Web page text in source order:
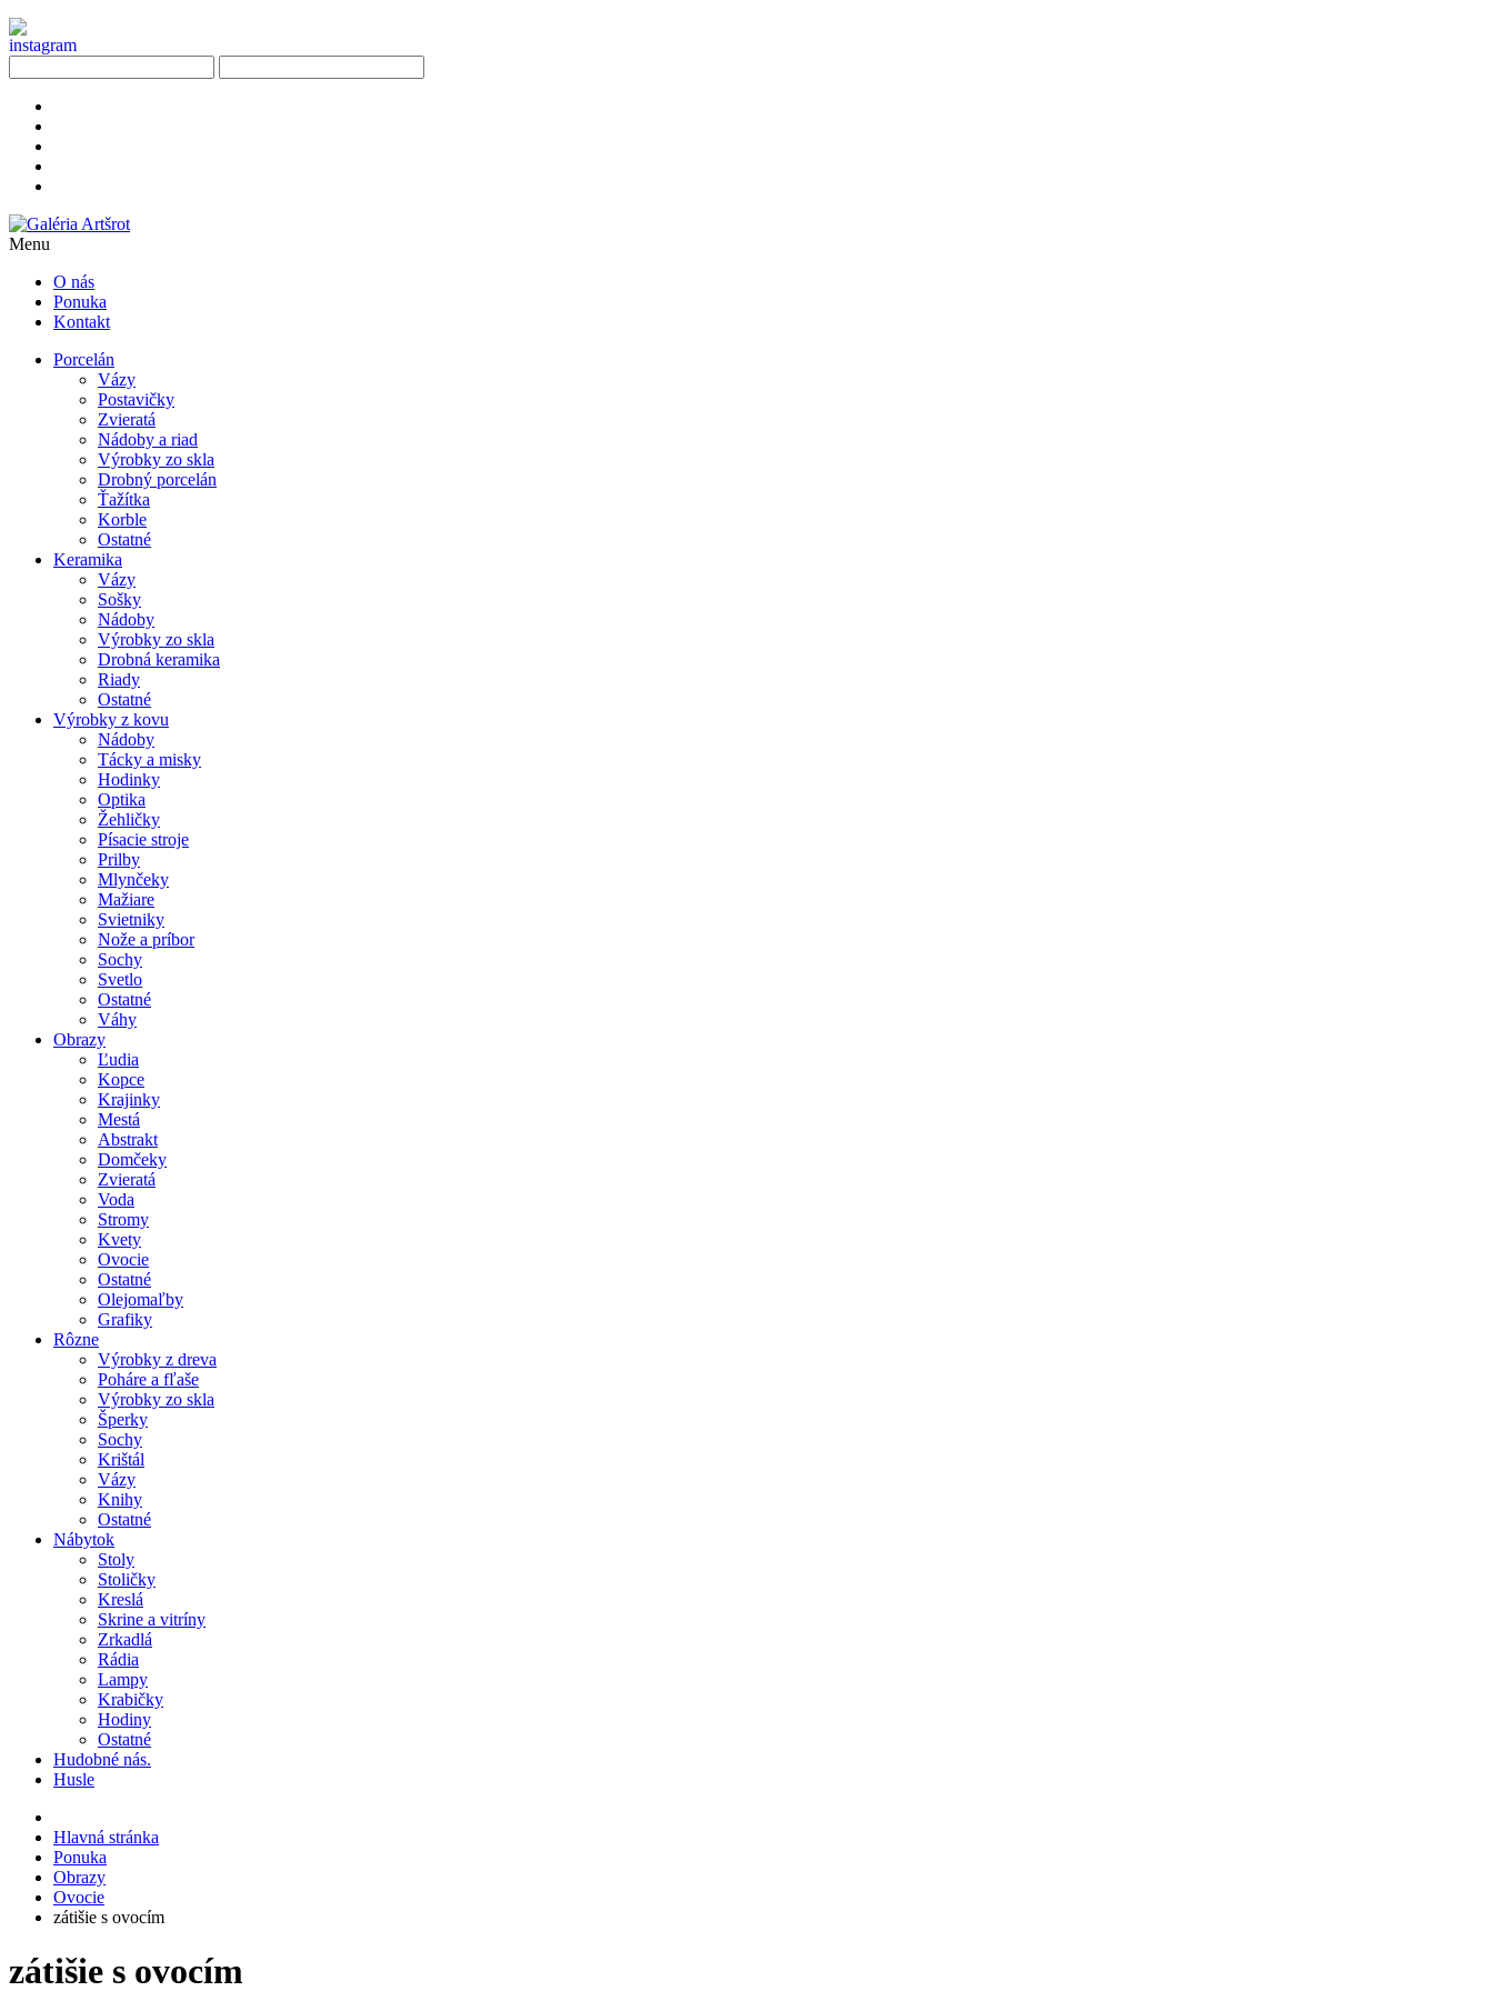
Menu
O nás
Ponuka
Kontakt
Porcelán
Vázy
Postavičky
Zvieratá
Nádoby a riad
Výrobky zo skla
Drobný porcelán
Ťažítka
Korble
Ostatné
Keramika
Vázy
Sošky
Nádoby
Výrobky zo skla
Drobná keramika
Riady
Ostatné
Výrobky z kovu
Nádoby
Tácky a misky
Hodinky
Optika
Žehličky
Písacie stroje
Prilby
Mlynčeky
Mažiare
Svietniky
Nože a príbor
Sochy
Svetlo
Ostatné
Váhy
Obrazy
Ľudia
Kopce
Krajinky
Mestá
Abstrakt
Domčeky
Zvieratá
Voda
Stromy
Kvety
Ovocie
Ostatné
Olejomaľby
Grafiky
Rôzne
Výrobky z dreva
Poháre a fľaše
Výrobky zo skla
Šperky
Sochy
Krištál
Vázy
Knihy
Ostatné
Nábytok
Stoly
Stoličky
Kreslá
Skrine a vitríny
Zrkadlá
Rádia
Lampy
Krabičky
Hodiny
Ostatné
Hudobné nás.
Husle
Hlavná stránka
Ponuka
Obrazy
Ovocie
zátišie s ovocím
zátišie s ovocím